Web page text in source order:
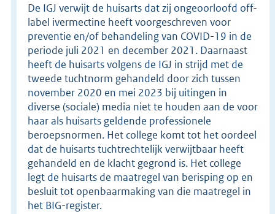
De IGJ verwijt de huisarts dat zij ongeoorloofd off-
label ivermectine heeft voorgeschreven voor
preventie en/of behandeling van COVID-19 in de
periode juli 2021 en december 2021. Daarnaast
heeft de huisarts volgens de IGJ in strijd met de
tweede tuchtnorm gehandeld door zich tussen
november 2020 en mei 2023 bij uitingen in
diverse (sociale) media niet te houden aan de voor
haar als huisarts geldende professionele
beroepsnormen. Het college komt tot het oordeel
dat de huisarts tuchtrechtelijk verwijtbaar heeft
gehandeld en de klacht gegrond is. Het college
legt de huisarts de maatregel van berisping op en
besluit tot openbaarmaking van die maatregel in
het BIG-register.